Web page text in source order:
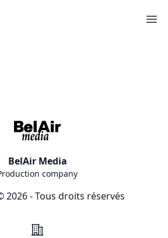
BelAir Media
company
2026 - Tous droits réservés
Addresse